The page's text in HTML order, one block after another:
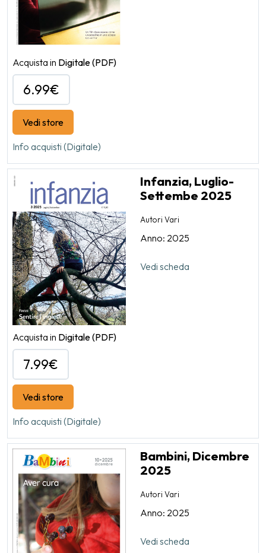
Acquista in Digitale(PDF)
6.99€
Vedi store
Info acquisti (Digitale)
Infanzia, Luglio-
Settembe 2025
Autori Vari
Anno: 2025
Vedi scheda
Acquista in Digitale(PDF)
7.99€
Vedi store
Info acquisti (Digitale)
Bambini, Dicembre
2025
Autori Vari
Anno: 2025
Vedi scheda